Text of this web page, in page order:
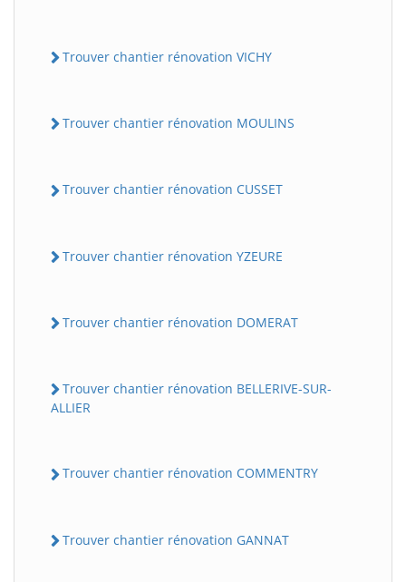
Trouver chantier rénovation VICHY
Trouver chantier rénovation MOULINS
Trouver chantier rénovation CUSSET
Trouver chantier rénovation YZEURE
Trouver chantier rénovation DOMERAT
Trouver chantier rénovation BELLERIVE-SUR-
ALLIER
Trouver chantier rénovation COMMENTRY
Trouver chantier rénovation GANNAT